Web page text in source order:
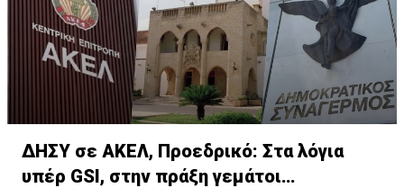
ΔΗΣΥ σε ΑΚΕΛ, Προεδρικό: Στα λόγια
υπέρ GSI, στην πράξη γεμάτοι